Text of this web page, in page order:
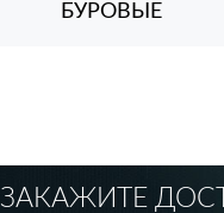
БУРОВЫЕ
ЗАКАЖИТЕ